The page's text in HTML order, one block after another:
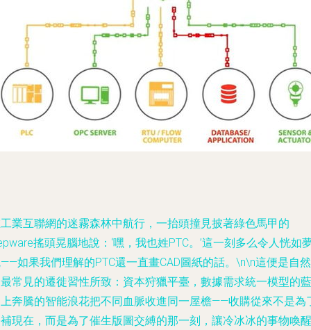
業互聯網的迷霧森林中航行，一抬頭撞見披著綠色馬甲的
搖頭晃腦地說：‘嘿，我也姓PTC。’這一刻多么令人恍如
如果我們理解的PTC還一直畫CAD圖紙的話。\n\n這便是自然
常見的遷徙習性所致：資本狩獵平臺，數據需求統一模型的藍
奔騰的智能浪花把不同血脈收進同一屋檐——收購從來不是為
現在，而是為了催生版圖交縛的那一刻，讓冷冰冰的事物喚醒